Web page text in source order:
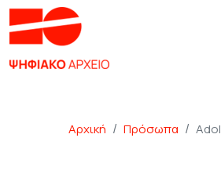
Αρχική Πρόσωπα